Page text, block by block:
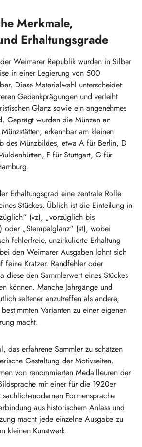
Merkmale,
Erhaltungsgrade
Weimarer Republik wurden in Silber
in einer Legierung von 500
Diese Materialwahl unterscheidet
Gedenkprägungen und verleiht
Glanz sowie ein angenehmes
Geprägt wurden die Münzen an
erkennbar am kleinen
des Münzbildes, etwa A für Berlin, D
F für Stuttgart, G für
Erhaltungsgrad eine zentrale Rolle
Stückes. Üblich ist die Einteilung in
(vz), „vorzüglich bis
oder „Stempelglanz“ (st), wobei
fehlerfreie, unzirkulierte Erhaltung
den Weimarer Ausgaben lohnt sich
feine Kratzer, Randfehler oder
diese den Sammlerwert eines Stückes
können. Manche Jahrgänge und
seltener anzutreffen als andere,
Varianten zu einer eigenen
macht.
das erfahrene Sammler zu schätzen
Gestaltung der Motivseiten.
von renommierten Medailleuren der
mit einer für die 1920er
modernen Formensprache
aus historischem Anlass und
macht jede einzelne Ausgabe zu
kleinen Kunstwerk.